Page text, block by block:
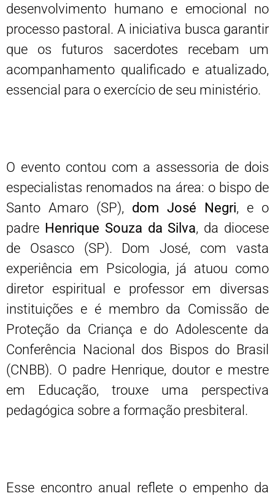
desenvolvimento humano e emocional no
processo pastoral. A iniciativa busca garantir
que os futuros sacerdotes recebam um
acompanhamento qualificado e atualizado,
essencial para o exercício de seu ministério.
O evento contou com a assessoria de dois
especialistas renomados na área: o bispo de
Santo Amaro (SP), dom José Negri, e o
padre Henrique Souza da Silva, da diocese
de Osasco (SP). Dom José, com vasta
experiência em Psicologia, já atuou como
diretor espiritual e professor em diversas
instituições e é membro da Comissão de
Proteção da Criança e do Adolescente da
Conferência Nacional dos Bispos do Brasil
(CNBB). O padre Henrique, doutor e mestre
em Educação, trouxe uma perspectiva
pedagógica sobre a formação presbiteral.
Esse encontro anual reflete o empenho da